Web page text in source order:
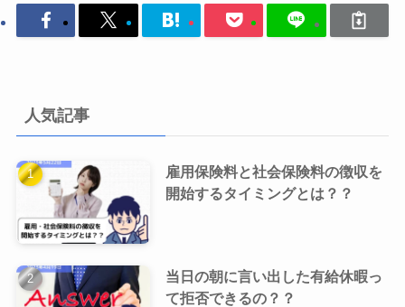
人気記事
雇用保険料と社会保険料の徴収を
開始するタイミングとは？？
当日の朝に言い出した有給休暇っ
て拒否できるの？？